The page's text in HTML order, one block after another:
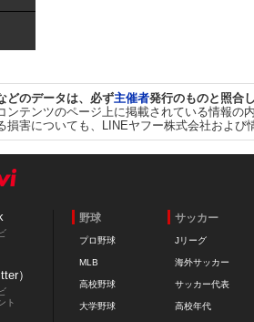
どのデータは、必ず主催者発行のものと照合
ンテンツのページ上に掲載されている情報
損害についても、LINEヤフー株式会社および
）
ト
野球
プロ野球
MLB
高校野球
大学野球
サッカー
Jリーグ
海外サッカー
サッカー代表
高校年代